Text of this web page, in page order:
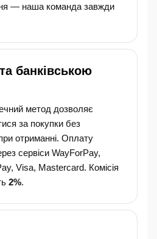
— наша команда завжди
банківською
метод дозволяє
за покупки без
отриманні. Оплату
сервіси WayForPay,
Visa, Mastercard. Комісія
2%.